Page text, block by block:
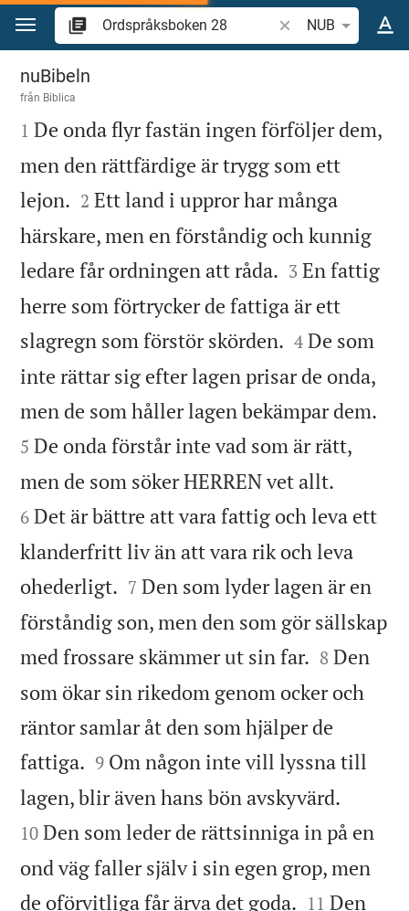
Hoppa till innehåll
Sök bibelvers eller
NUB
Ordspråksboken 28
nuBibeln
från Biblica

1 De onda flyr fastän ingen förföljer dem,
men den rättfärdige är trygg som ett
lejon. 

2 Ett land i uppror har många
härskare, men en förståndig och kunnig
ledare får ordningen att råda. 

3 En fattig
herre som förtrycker de fattiga är ett
slagregn som förstör skörden. 

4 De som
inte rättar sig efter lagen prisar de onda,
men de som håller lagen bekämpar dem.
5 De onda förstår inte vad som är rätt,
men de som söker HERREN vet allt.
6 Det är bättre att vara fattig och leva ett
klanderfritt liv än att vara rik och leva
ohederligt. 

7 Den som lyder lagen är en
förståndig son, men den som gör sällskap
med frossare skämmer ut sin far. 

8 Den
som ökar sin rikedom genom ocker och
räntor samlar åt den som hjälper de
fattiga. 

9 Om någon inte vill lyssna till
lagen, blir även hans bön avskyvärd.
10 Den som leder de rättsinniga in på en
ond väg faller själv i sin egen grop, men
de oförvitliga får ärva det goda. 

11 Den